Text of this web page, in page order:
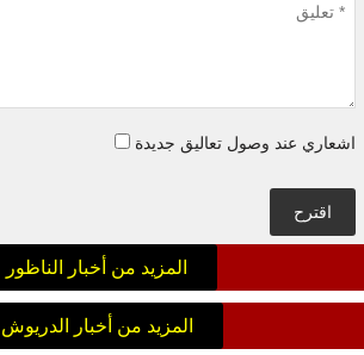
اشعاري عند وصول تعاليق جديدة
اقترح
المزيد من أخبار الناظور
المزيد من أخبار الدريوش